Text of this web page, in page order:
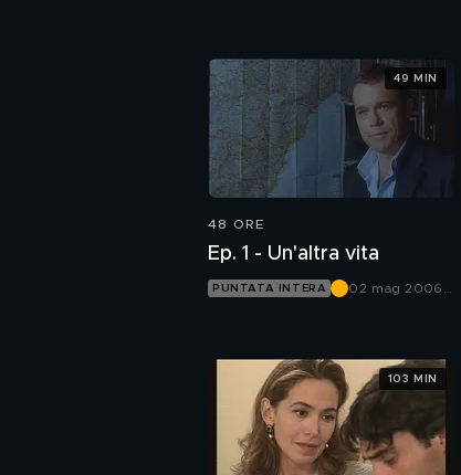
48 ORE
Ep. 1 - Un'altra vita
PUNTATA INTERA
02 mag 2006 |
49 MIN
103 MIN